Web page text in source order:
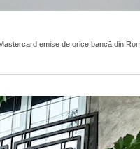
emise de orice bancă din